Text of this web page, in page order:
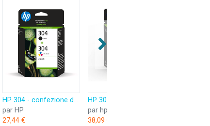
HP 304 - confezione da 2 - nero pigmentato, colore (ciano, magenta, giallo)
par HP
27,44 €
par hp
38,09 €